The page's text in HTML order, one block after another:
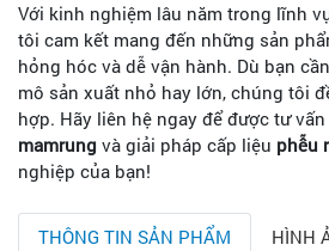
Với kinh nghiệm lâu năm trong lĩnh
tôi cam kết mang đến những sản
hỏng hóc và dễ vận hành. Dù bạn cần
mô sản xuất nhỏ hay lớn, chúng tôi
hợp. Hãy liên hệ ngay để được tư
mamrung và giải pháp cấp liệu phễu
nghiệp của bạn!
THÔNG TIN SẢN PHẨM HÌNH